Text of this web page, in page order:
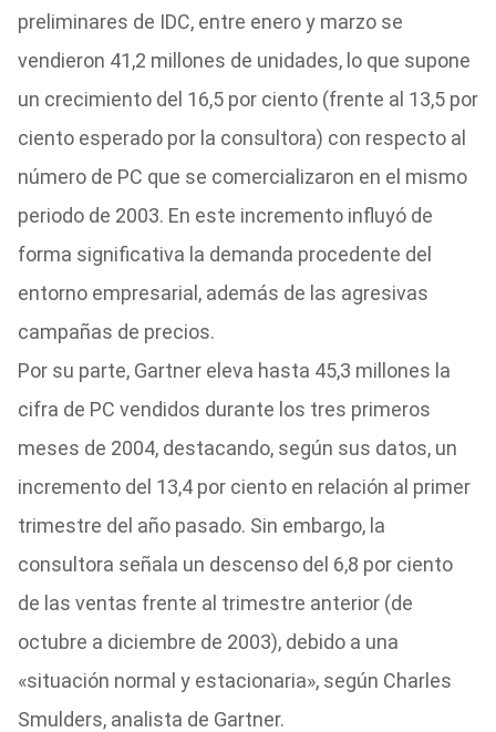
preliminares de IDC, entre enero y marzo se
vendieron 41,2 millones de unidades, lo que supone
un crecimiento del 16,5 por ciento (frente al 13,5 por
ciento esperado por la consultora) con respecto al
número de PC que se comercializaron en el mismo
periodo de 2003. En este incremento influyó de
forma significativa la demanda procedente del
entorno empresarial, además de las agresivas
campañas de precios.
Por su parte, Gartner eleva hasta 45,3 millones la
cifra de PC vendidos durante los tres primeros
meses de 2004, destacando, según sus datos, un
incremento del 13,4 por ciento en relación al primer
trimestre del año pasado. Sin embargo, la
consultora señala un descenso del 6,8 por ciento
de las ventas frente al trimestre anterior (de
octubre a diciembre de 2003), debido a una
«situación normal y estacionaria», según Charles
Smulders, analista de Gartner.